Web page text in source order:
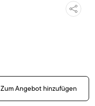
Zum Angebot hinzufügen